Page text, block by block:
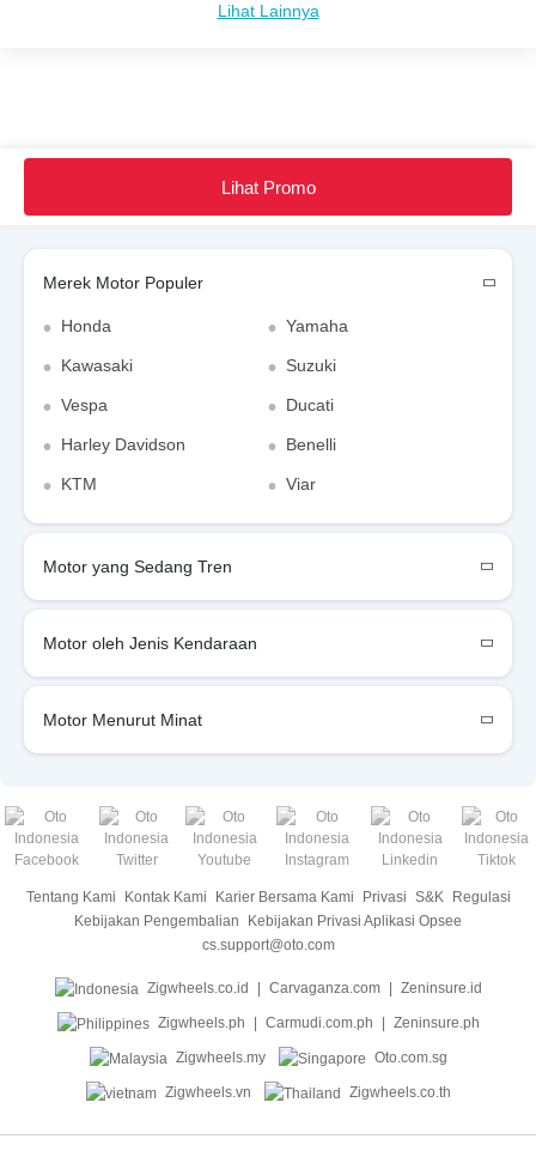
Asuransi Motor
Lihat Lainnya
Lihat Promo
Cari Motor Lain
Merek Motor Populer
Honda Yamaha
Kawasaki Suzuki
Vespa Ducati
Harley Davidson Benelli
KTM Viar
Motor yang Sedang Tren
Motor oleh Jenis Kendaraan
Motor Menurut Minat
Tentang Kami Kontak Kami Karier Bersama Kami Privasi S&K
Regulasi
Kebijakan Pengembalian
Kebijakan Privasi Aplikasi Opsee
cs.support@oto.com
Zigwheels.co.id Carvaganza.com Zeninsure.id
Zigwheels.ph Carmudi.com.ph Zeninsure.ph
Zigwheels.my Oto.com.sg
Zigwheels.vn Zigwheels.co.th